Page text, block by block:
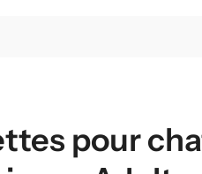
pour